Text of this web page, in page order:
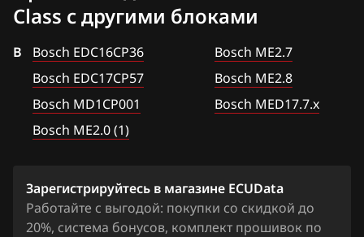
Fiat
Ford
Forthing
Foton
Geely
Genesis
GL 450 (X164)
GL 500, GL 550 (X164)
GLK 300 (X204)
GLK 350 (X204)
ML 450 (W164, W166)
ML 500 (W164, W166)
Class с другими блоками
B
Bosch EDC16CP36
Bosch EDC17CP57
Bosch MD1CP001
Bosch ME2.0 (1)
Bosch ME2.7
Bosch ME2.8
Bosch MED17.7.x
Зарегистрируйтесь в магазине ECUData
Работайте с выгодой: покупки со скидкой до
20%, система бонусов, комплект прошивок по